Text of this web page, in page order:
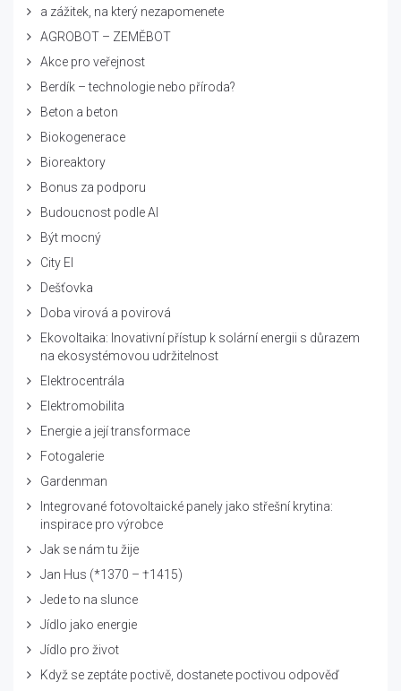
a zážitek, na který nezapomenete
AGROBOT – ZEMĚBOT
Akce pro veřejnost
Berdík – technologie nebo příroda?
Beton a beton
Biokogenerace
Bioreaktory
Bonus za podporu
Budoucnost podle AI
Být mocný
City El
Dešťovka
Doba virová a povirová
Ekovoltaika: Inovativní přístup k solární energii s důrazem
na ekosystémovou udržitelnost
Elektrocentrála
Elektromobilita
Energie a její transformace
Fotogalerie
Gardenman
Integrované fotovoltaické panely jako střešní krytina:
inspirace pro výrobce
Jak se nám tu žije
Jan Hus (*1370 – †1415)
Jede to na slunce
Jídlo jako energie
Jídlo pro život
Když se zeptáte poctivě, dostanete poctivou odpověď